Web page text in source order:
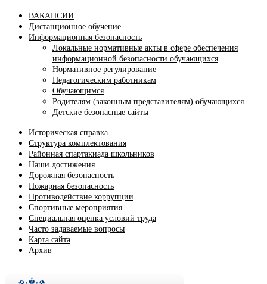
ВАКАНСИИ
Дистанционное обучение
Информационная безопасность
Локальные нормативные акты в сфере обеспечения
информационной безопасности обучающихся
Нормативное регулирование
Педагогическим работникам
Обучающимся
Родителям (законным представителям) обучающихся
Детские безопасные сайты
Историческая справка
Структура комплектования
Районная спартакиада школьников
Наши достижения
Дорожная безопасность
Пожарная безопасность
Противодействие коррупции
Спортивные мероприятия
Cпециальная оценка условий труда
Часто задаваемые вопросы
Карта сайта
Архив